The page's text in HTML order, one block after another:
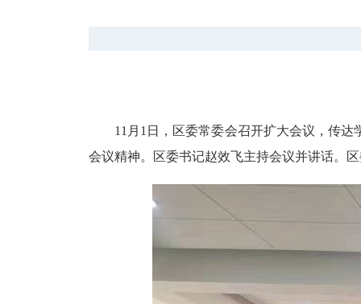
11月1日，区委常委会召开扩大会议，传
会议精神。区委书记赵效飞主持会议并讲话。